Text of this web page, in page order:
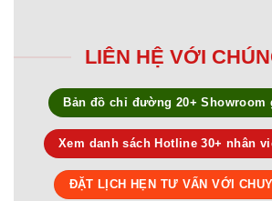
LIÊN HỆ VỚI
Bản đồ chỉ đường 20+ Showroom
Xem danh sách Hotline 30+ nhân
ĐẶT LỊCH HẸN TƯ VẤN VỚI